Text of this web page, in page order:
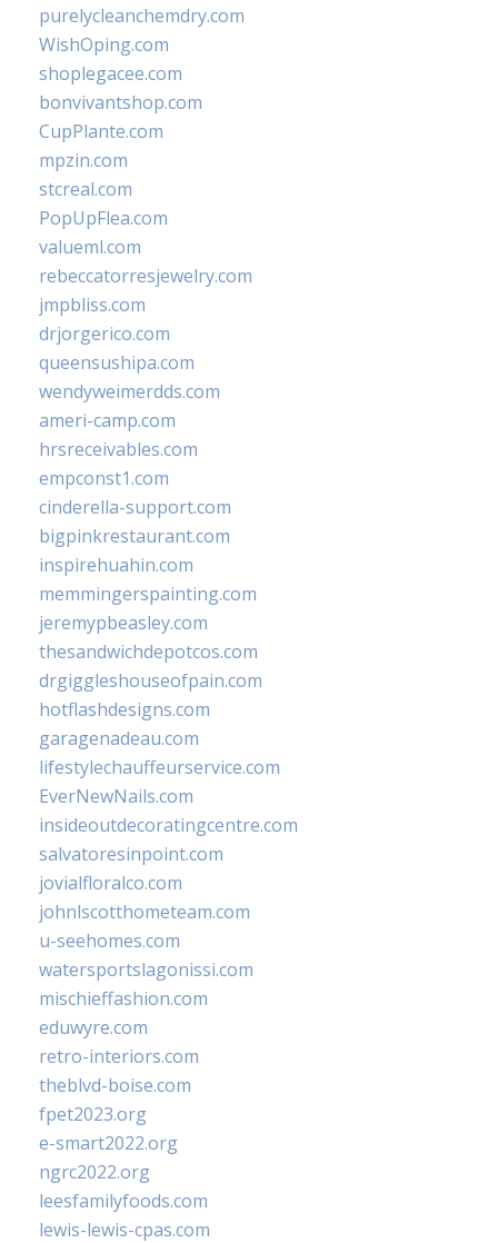
purelycleanchemdry.com
WishOping.com
shoplegacee.com
bonvivantshop.com
CupPlante.com
mpzin.com
stcreal.com
PopUpFlea.com
valueml.com
rebeccatorresjewelry.com
jmpbliss.com
drjorgerico.com
queensushipa.com
wendyweimerdds.com
ameri-camp.com
hrsreceivables.com
empconst1.com
cinderella-support.com
bigpinkrestaurant.com
inspirehuahin.com
memmingerspainting.com
jeremypbeasley.com
thesandwichdepotcos.com
drgiggleshouseofpain.com
hotflashdesigns.com
garagenadeau.com
lifestylechauffeurservice.com
EverNewNails.com
insideoutdecoratingcentre.com
salvatoresinpoint.com
jovialfloralco.com
johnlscotthometeam.com
u-seehomes.com
watersportslagonissi.com
mischieffashion.com
eduwyre.com
retro-interiors.com
theblvd-boise.com
fpet2023.org
e-smart2022.org
ngrc2022.org
leesfamilyfoods.com
lewis-lewis-cpas.com